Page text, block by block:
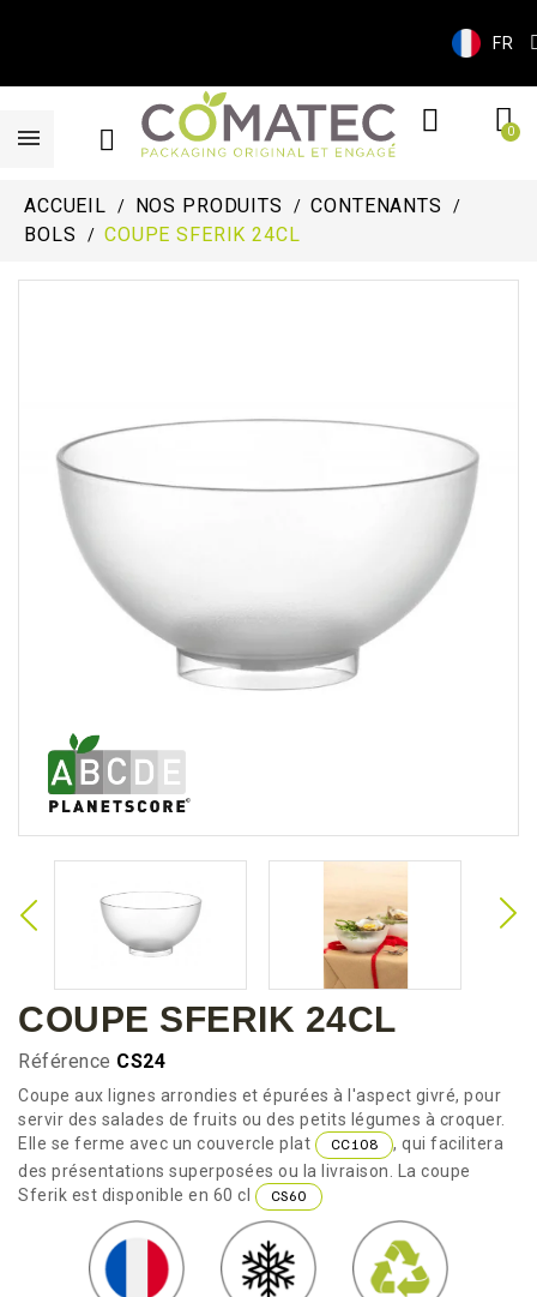
FR
ACCUEIL NOS PRODUITS
CONTENANTS
BOLS
COUPE SFERIK 24CL
COUPE SFERIK 24CL
Référence CS24
Coupe aux lignes arrondies et épurées à l'aspect givré, pour
servir des salades de fruits ou des petits légumes à croquer.
Elle se ferme avec un couvercle plat
CC108
, qui facilitera
des présentations superposées ou la livraison. La coupe
Sferik est disponible en 60 cl
CS60